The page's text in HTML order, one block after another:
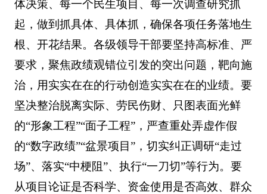
体决策、每一个民生项目、每一次调查研究抓
起，做到抓具体、具体抓，确保各项任务落地生
根、开花结果。各级领导干部要坚持高标准、严
要求，聚焦政绩观错位引发的突出问题，靶向施
治，用实实在在的行动创造实实在在的业绩。要
坚决整治脱离实际、劳民伤财、只图表面光鲜
的“形象工程”“面子工程”，严查重处弄虚作假
的“数字政绩”“盆景项目”，切实纠正调研“走过
场”、落实“中梗阻”、执行“一刀切”等行为。要
从项目论证是否科学、资金使用是否高效、群众